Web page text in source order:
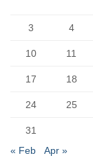
3 4
10 11
17 18
24 25
31
« Feb
Apr »